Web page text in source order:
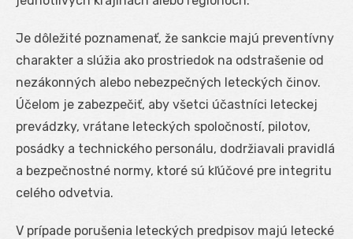
Je dôležité poznamenať, že sankcie majú preventívny
charakter a slúžia ako prostriedok na odstrašenie od
nezákonných alebo nebezpečných leteckých činov.
Účelom je zabezpečiť, aby všetci účastníci leteckej
prevádzky, vrátane leteckých spoločností, pilotov,
posádky a technického personálu, dodržiavali pravidlá
a bezpečnostné normy, ktoré sú kľúčové pre integritu
celého odvetvia.
V prípade porušenia leteckých predpisov majú letecké